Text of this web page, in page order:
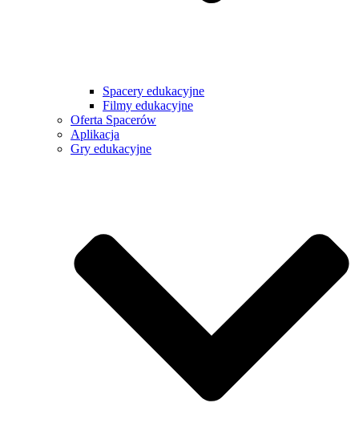
Spacery edukacyjne
Filmy edukacyjne
Oferta Spacerów
Aplikacja
Gry edukacyjne